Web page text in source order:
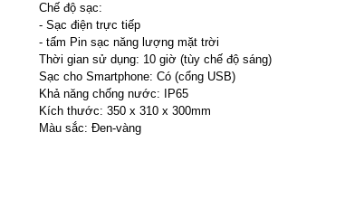
Chế độ sạc:
- Sạc điện trực tiếp
- tấm Pin sạc năng lượng mặt trời
Thời gian sử dụng: 10 giờ (tùy chế độ sáng)
Sạc cho Smartphone: Có (cổng USB)
Khả năng chống nước: IP65
Kích thước: 350 x 310 x 300mm
Màu sắc: Đen-vàng